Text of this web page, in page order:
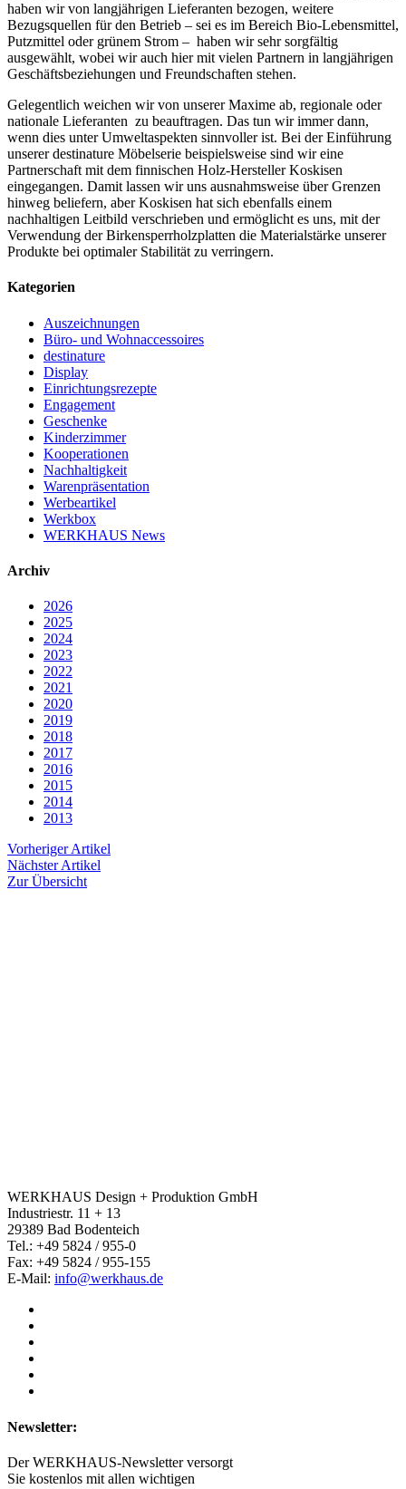
haben wir von langjährigen Lieferanten bezogen, weitere
Bezugsquellen für den Betrieb – sei es im Bereich Bio-Lebensmittel,
Putzmittel oder grünem Strom – haben wir sehr sorgfältig
ausgewählt, wobei wir auch hier mit vielen Partnern in langjährigen
Geschäftsbeziehungen und Freundschaften stehen.
Gelegentlich weichen wir von unserer Maxime ab, regionale oder
nationale Lieferanten zu beauftragen. Das tun wir immer dann,
wenn dies unter Umweltaspekten sinnvoller ist. Bei der Einführung
unserer destinature Möbelserie beispielsweise sind wir eine
Partnerschaft mit dem finnischen Holz-Hersteller Koskisen
eingegangen. Damit lassen wir uns ausnahmsweise über Grenzen
hinweg beliefern, aber Koskisen hat sich ebenfalls einem
nachhaltigen Leitbild verschrieben und ermöglicht es uns, mit der
Verwendung der Birkensperrholzplatten die Materialstärke unserer
Produkte bei optimaler Stabilität zu verringern.
Kategorien
Auszeichnungen
Büro- und Wohnaccessoires
destinature
Display
Einrichtungsrezepte
Engagement
Geschenke
Kinderzimmer
Kooperationen
Nachhaltigkeit
Warenpräsentation
Werbeartikel
Werkbox
WERKHAUS News
Archiv
2026
2025
2024
2023
2022
2021
2020
2019
2018
2017
2016
2015
2014
2013
Vorheriger Artikel
Nächster Artikel
Zur Übersicht
WERKHAUS Design + Produktion GmbH
Industriestr. 11 + 13
29389 Bad Bodenteich
Tel.: +49 5824 / 955-0
Fax: +49 5824 / 955-155
E-Mail: info@werkhaus.de
Newsletter:
Der WERKHAUS-Newsletter versorgt
Sie kostenlos mit allen wichtigen